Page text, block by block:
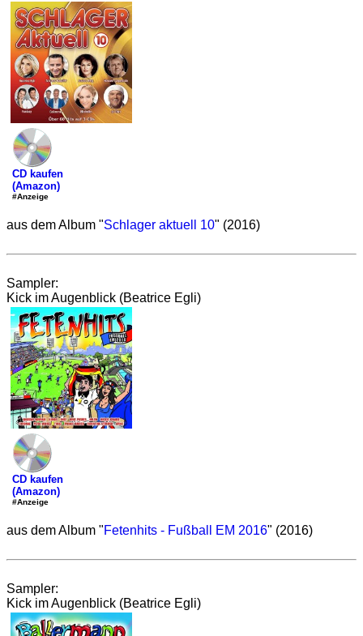
CD kaufen
(Amazon)
#Anzeige
aus dem Album "Schlager aktuell 10" (2016)
Sampler:
Kick im Augenblick (Beatrice Egli)
CD kaufen
(Amazon)
#Anzeige
aus dem Album "Fetenhits - Fußball EM 2016" (2016)
Sampler:
Kick im Augenblick (Beatrice Egli)